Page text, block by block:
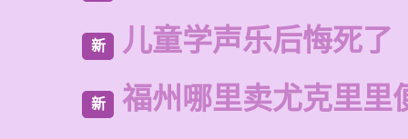
新 儿童学声乐后悔死了
新 福州哪里卖尤克里里